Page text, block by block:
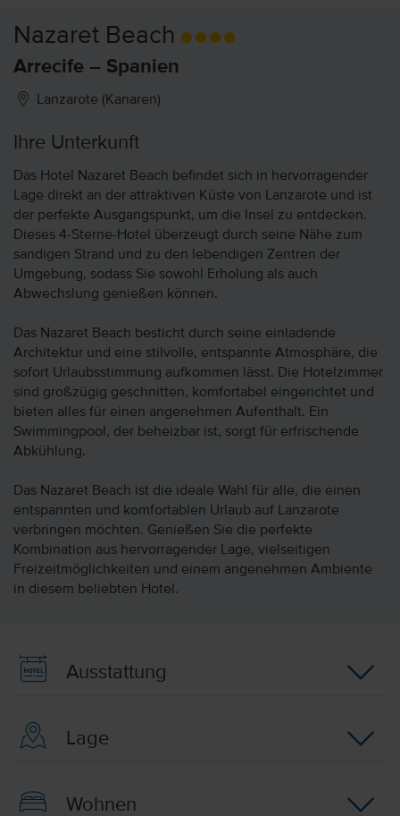
Nazaret Beach
Arrecife – Spanien
Lanzarote (Kanaren)
Ihre Unterkunft
Das Hotel Nazaret Beach befindet sich in hervorragender
Lage direkt an der attraktiven Küste von Lanzarote und ist
der perfekte Ausgangspunkt, um die Insel zu entdecken.
Dieses 4-Sterne-Hotel überzeugt durch seine Nähe zum
sandigen Strand und zu den lebendigen Zentren der
Umgebung, sodass Sie sowohl Erholung als auch
Abwechslung genießen können.
Das Nazaret Beach besticht durch seine einladende
Architektur und eine stilvolle, entspannte Atmosphäre, die
sofort Urlaubsstimmung aufkommen lässt. Die Hotelzimmer
sind großzügig geschnitten, komfortabel eingerichtet und
bieten alles für einen angenehmen Aufenthalt. Ein
Swimmingpool, der beheizbar ist, sorgt für erfrischende
Abkühlung.
Das Nazaret Beach ist die ideale Wahl für alle, die einen
entspannten und komfortablen Urlaub auf Lanzarote
verbringen möchten. Genießen Sie die perfekte
Kombination aus hervorragender Lage, vielseitigen
Freizeitmöglichkeiten und einem angenehmen Ambiente
in diesem beliebten Hotel.
Ausstattung
Lage
Wohnen